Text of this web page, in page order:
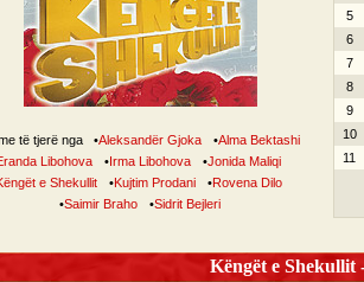
të tjerë nga •Aleksandër Gjoka •Alma Bektashi
Libohova •Irma Libohova •Jonida Maliqi
e Shekullit •Kujtim Prodani •Rovena Dilo
•Saimir Braho •Sidrit Bejleri
5
6
7
8
9
10
11
Këngët e